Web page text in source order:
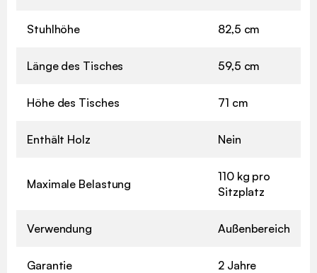
Stuhlhöhe 82,5 cm
Länge des Tisches 59,5 cm
Höhe des Tisches 71 cm
Enthält Holz Nein
Maximale Belastung
110 kg pro
Sitzplatz
Verwendung Außenbereich
Garantie 2 Jahre